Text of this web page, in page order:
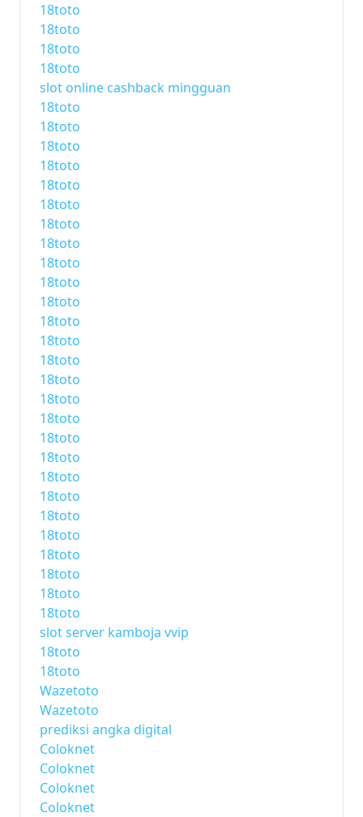
18toto
18toto
18toto
18toto
slot online cashback mingguan
18toto
18toto
18toto
18toto
18toto
18toto
18toto
18toto
18toto
18toto
18toto
18toto
18toto
18toto
18toto
18toto
18toto
18toto
18toto
18toto
18toto
18toto
18toto
18toto
18toto
18toto
18toto
slot server kamboja vvip
18toto
18toto
Wazetoto
Wazetoto
prediksi angka digital
Coloknet
Coloknet
Coloknet
Coloknet